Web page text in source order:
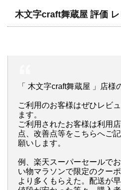
木文字craft舞蔵屋 評価
「 木文字craft舞蔵屋 」店様
ご利用のお客様はぜひレビ
ます。
ご利用されたお客様は利用
点、改善点等をこちらへご
願いします。
例、楽天スーパーセールで
い物マラソンで限定のクー
より多くもらえた。配送が